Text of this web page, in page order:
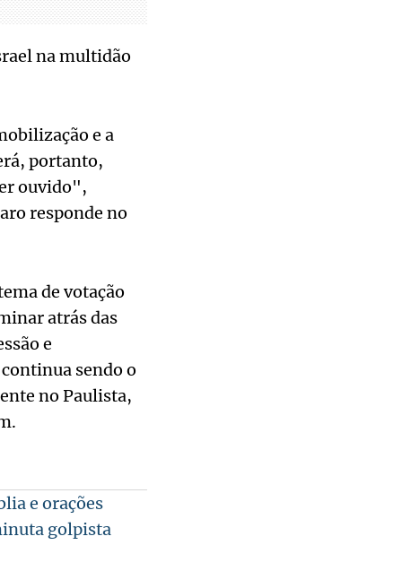
na multidão
e a
portanto,
ouvido",
responde no
de votação
atrás das
e
sendo o
no Paulista,
e orações
golpista